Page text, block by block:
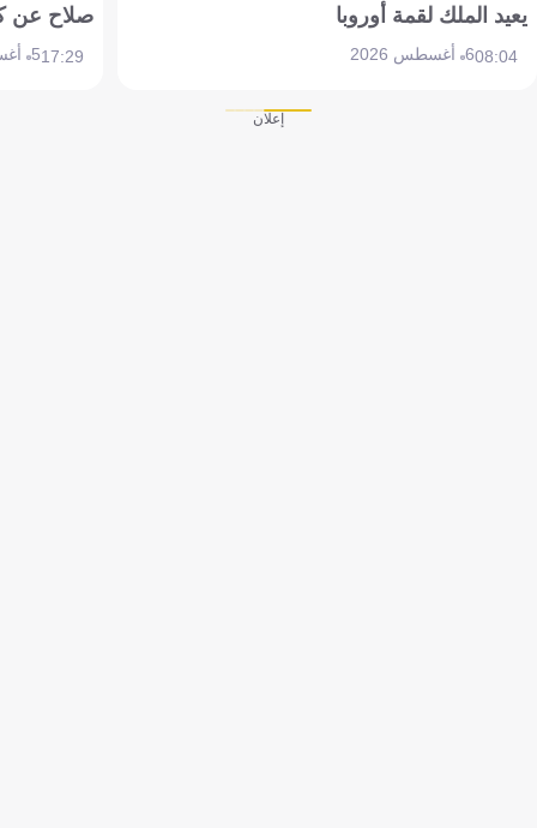
يعيد الملك لقمة أوروبا
08:046 أغسطس 2026
صلاح عن
17:295 أغسطس 2026
إعلان